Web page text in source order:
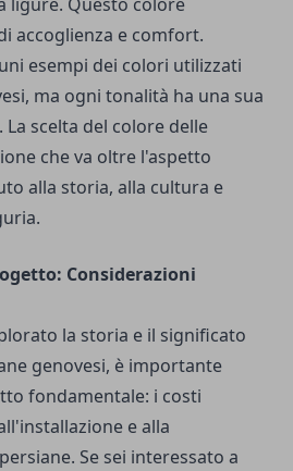
accoglienza e comfort.
esempi dei colori utilizzati
ma ogni tonalità ha una sua
scelta del colore delle
che va oltre l'aspetto
alla storia, alla cultura e
Considerazioni
la storia e il significato
genovesi, è importante
fondamentale: i costi
e alla
Se sei interessato a